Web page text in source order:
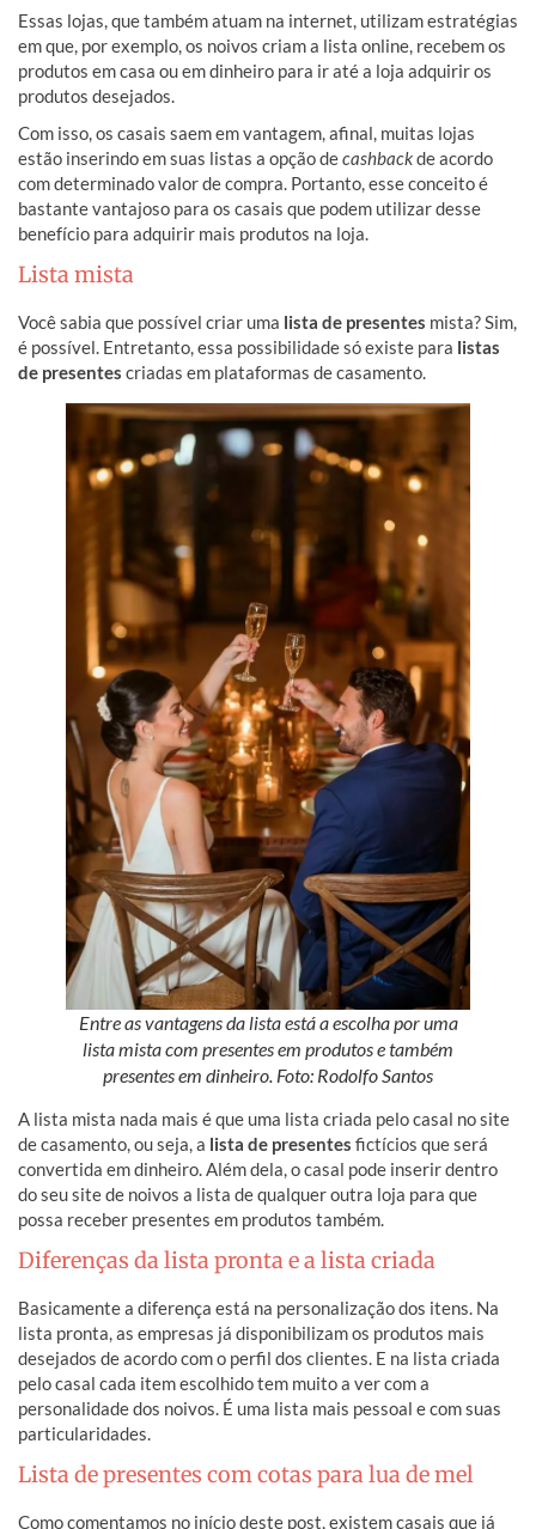
Essas lojas, que também atuam na internet, utilizam estratégias
em que, por exemplo, os noivos criam a lista online, recebem os
produtos em casa ou em dinheiro para ir até a loja adquirir os
produtos desejados.
Com isso, os casais saem em vantagem, afinal, muitas lojas
estão inserindo em suas listas a opção decashbackde acordo
com determinado valor de compra. Portanto, esse conceito é
bastante vantajoso para os casais que podem utilizar desse
benefício para adquirir mais produtos na loja.
Lista mista
Você sabia que possível criar uma lista de presentes mista? Sim,
é possível. Entretanto, essa possibilidade só existe para listas
de presentes criadas em plataformas de casamento.
Entre as vantagens da lista está a escolha por uma
lista mista com presentes em produtos e também
presentes em dinheiro. Foto: Rodolfo Santos
A lista mista nada mais é que uma lista criada pelo casal no site
de casamento, ou seja, a lista de presentes fictícios que será
convertida em dinheiro. Além dela, o casal pode inserir dentro
do seu site de noivos a lista de qualquer outra loja para que
possa receber presentes em produtos também.
Diferenças da lista pronta e a lista criada
Basicamente a diferença está na personalização dos itens. Na
lista pronta, as empresas já disponibilizam os produtos mais
desejados de acordo com o perfil dos clientes. E na lista criada
pelo casal cada item escolhido tem muito a ver com a
personalidade dos noivos. É uma lista mais pessoal e com suas
particularidades.
Lista de presentes com cotas para lua de mel
Como comentamos no início deste post, existem casais que já